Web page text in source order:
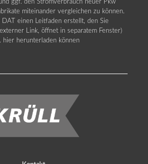
ggf. den Stromverbrauch neuer Pkw
miteinander vergleichen zu können.
DAT einen Leitfaden erstellt, den Sie
Link, öffnet in separatem Fenster)
hier herunterladen können